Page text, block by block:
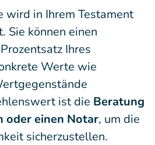
wird in Ihrem Testament
Sie können einen
Ihres
Werte wie
ist die Beratung
oder einen Notar, um die
sicherzustellen.